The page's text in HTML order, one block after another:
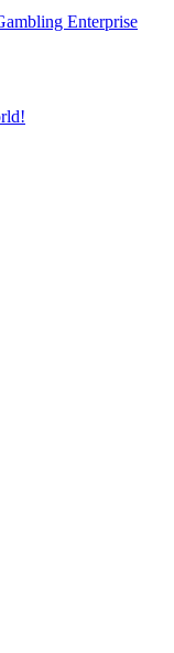
Enterprise